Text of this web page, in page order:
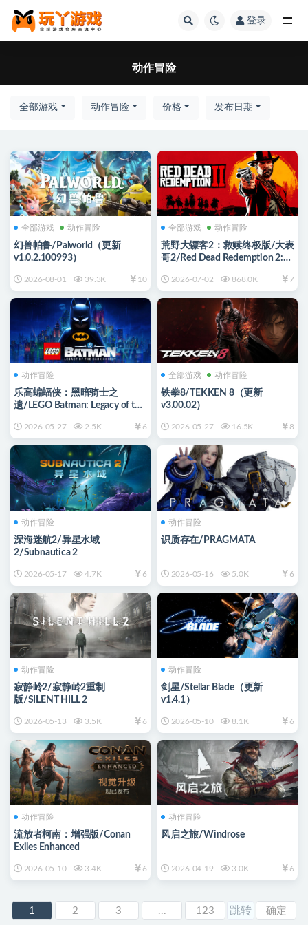
登录
动作冒险
全部游戏 动作冒险 价格 发布日期
全部游戏 动作冒险
幻兽帕鲁/Palworld（更新
v1.0.2.100993）
2026-08-01 39.3K 10
全部游戏 动作冒险
荒野大镖客2：救赎终极版/大表
哥2/Red Dead Redemption 2:
v1491.50终极版）
2026-07-02 868.0K 7
动作冒险
乐高蝙蝠侠：黑暗骑士之
遗/LEGO Batman: Legacy of the
2026-05-27 2.5K 6
全部游戏 动作冒险
铁拳8/TEKKEN 8（更新
v3.00.02）
2026-05-27 16.5K 8
动作冒险
深海迷航2/异星水域
2/Subnautica 2
2026-05-17 4.7K 6
动作冒险
识质存在/PRAGMATA
2026-05-16 5.0K 6
动作冒险
寂静岭2/寂静岭2重制
版/SILENT HILL 2
2026-05-13 3.5K 6
动作冒险
剑星/Stellar Blade（更新
v1.4.1）
2026-05-10 8.1K 6
动作冒险
流放者柯南：增强版/Conan
Exiles Enhanced
2026-05-10 3.4K 6
动作冒险
风启之旅/Windrose
2026-04-19 3.0K 6
1 2 3 ... 123 确定